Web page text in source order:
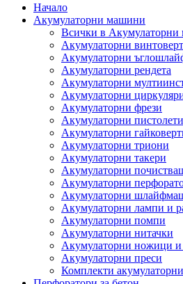
Начало
Акумулаторни машини
Всички в
Акумулаторни
Акумулаторни
Акумулаторни рендета
Акумулаторни
Акумулаторни
Акумулаторни фрези
Акумулаторни пистолети
Акумулаторни
Акумулаторни триони
Акумулаторни такери
Акумулаторни
Акумулаторни
Акумулаторни
Акумулаторни лампи и
Акумулаторни помпи
Акумулаторни нитачки
Акумулаторни ножици и
Акумулаторни преси
Комплекти